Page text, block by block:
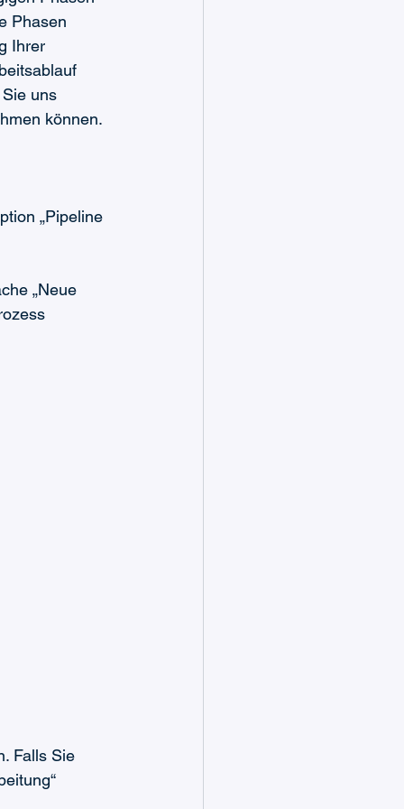
Phasen
Ihrer
uns
können.
„Pipeline
„Neue
Falls Sie